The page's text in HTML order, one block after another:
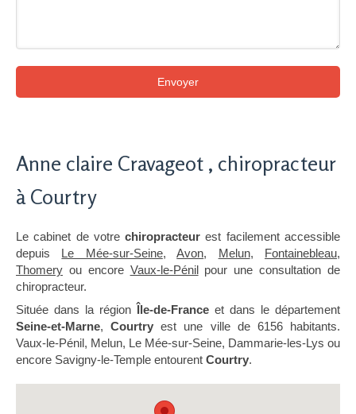
Envoyer
Anne claire Cravageot , chiropracteur
à Courtry
Le cabinet de votrechiropracteur est facilement accessible
depuis Le Mée-sur-Seine,Avon, Melun, Fontainebleau,
Thomery ou encore Vaux-le-Pénilpour une consultation de
chiropracteur.
Située dans la région Île-de-France et dans le département
Seine-et-Marne,Courtry est une ville de 6156 habitants.
Vaux-le-Pénil, Melun, Le Mée-sur-Seine, Dammarie-les-Lys ou
encore Savigny-le-Temple entourent Courtry.